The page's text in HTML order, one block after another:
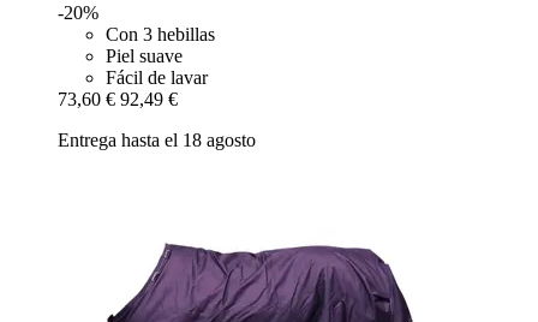
-20%
Con 3 hebillas
Piel suave
Fácil de lavar
73,60 € 92,49 €
Entrega hasta el 18 agosto